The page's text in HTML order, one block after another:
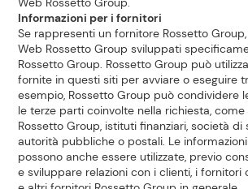
Informazioni per i fornitori
Se rappresenti un fornitore Rossetto
Web Rossetto Group sviluppati
Rossetto Group. Rossetto Group può
fornite in questi siti per avviare o eseguire
esempio, Rossetto Group può condividere
le terze parti coinvolte nella richiesta, come
Rossetto Group, istituti finanziari, società di
autorità pubbliche o postali. Le
possono anche essere utilizzate, previo
e sviluppare relazioni con i clienti, i